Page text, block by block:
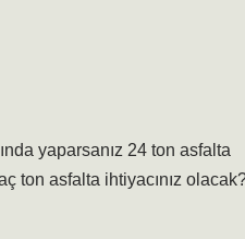
yaparsanız 24 ton asfalta
ton asfalta ihtiyacınız